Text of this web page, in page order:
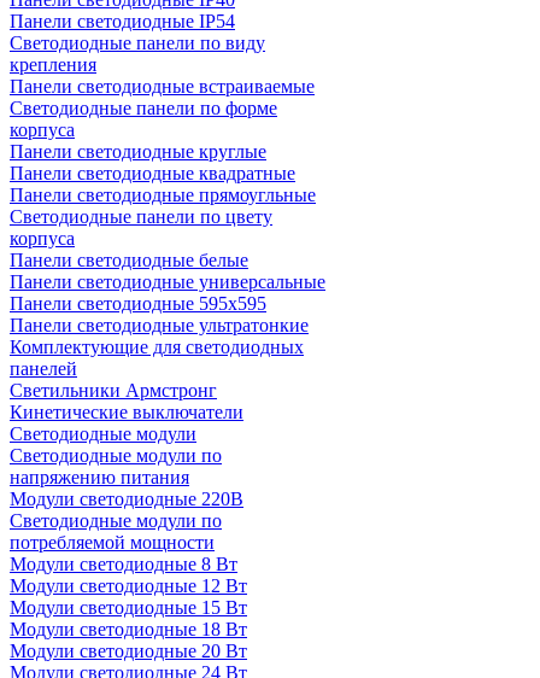
Панели светодиодные IP54
Светодиодные панели по виду
крепления
Панели светодиодные встраиваемые
Светодиодные панели по форме
корпуса
Панели светодиодные круглые
Панели светодиодные квадратные
Панели светодиодные прямоугльные
Светодиодные панели по цвету
корпуса
Панели светодиодные белые
Панели светодиодные универсальные
Панели светодиодные 595х595
Панели светодиодные ультратонкие
Комплектующие для светодиодных
панелей
Светильники Армстронг
Кинетические выключатели
Светодиодные модули
Светодиодные модули по
напряжению питания
Модули светодиодные 220В
Светодиодные модули по
потребляемой мощности
Модули светодиодные 8 Вт
Модули светодиодные 12 Вт
Модули светодиодные 15 Вт
Модули светодиодные 18 Вт
Модули светодиодные 20 Вт
Модули светодиодные 24 Вт